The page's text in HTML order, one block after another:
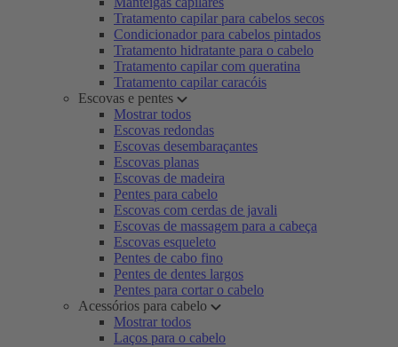
Tratamento capilar para cabelos secos
Condicionador para cabelos pintados
Tratamento hidratante para o cabelo
Tratamento capilar com queratina
Tratamento capilar caracóis
Escovas e pentes
Mostrar todos
Escovas redondas
Escovas desembaraçantes
Escovas planas
Escovas de madeira
Pentes para cabelo
Escovas com cerdas de javali
Escovas de massagem para a cabeça
Escovas esqueleto
Pentes de cabo fino
Pentes de dentes largos
Pentes para cortar o cabelo
Acessórios para cabelo
Mostrar todos
Laços para o cabelo